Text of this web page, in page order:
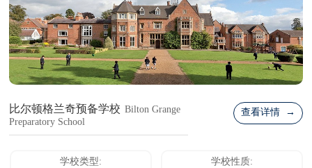
比尔顿格兰奇预备学校 Bilton Grange
Preparatory School
查看详情 →
学校类型:
学校性质: